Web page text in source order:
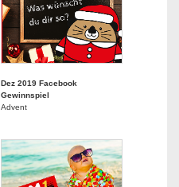
Dez 2019 Facebook
Gewinnspiel
Advent